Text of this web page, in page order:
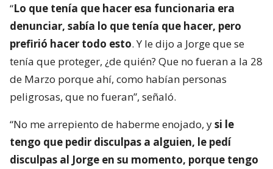
“Lo que tenía que hacer esa funcionaria era
denunciar, sabía lo que tenía que hacer, pero
prefirió hacer todo esto. Y le dijo a Jorge que se
tenía que proteger, ¿de quién? Que no fueran a la 28
de Marzo porque ahí, como habían personas
peligrosas, que no fueran”, señaló.
“No me arrepiento de haberme enojado, ysi le
tengo que pedir disculpas a alguien, le pedí
disculpas al Jorge en su momento, porque tengo